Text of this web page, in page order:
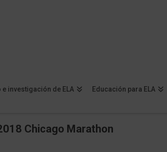
e investigación de ELA Educación para ELA
Chicago Marathon